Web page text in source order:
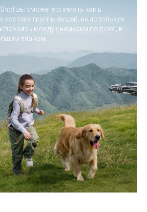
вы сможете снимать как в
составе группы людей, не используя
между снимками по пояс, в
планом.